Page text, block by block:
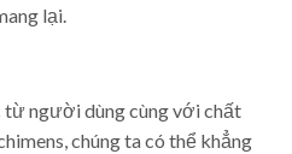
lại.
người dùng cùng với chất
chúng ta có thể khẳng